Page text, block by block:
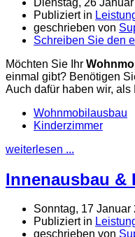
Publiziert in
geschrieben von
Schreiben Sie den
Möchten Sie Ihr
einmal gibt? Benötigen
Auch dafür haben wir,
Wohnmobilausbau
Kinderzimmer
weiterlesen ...
Innenausbau &
Sonntag, 17 Januar
Publiziert in
geschrieben von